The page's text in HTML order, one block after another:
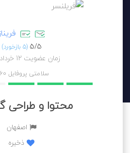
فریناز
5/5 (5 بازخورد)
زمان عضویت 12 خرداد, 1402
سلامتی پروفایل
محتوا و طراحی
اصفهان
ذخیره